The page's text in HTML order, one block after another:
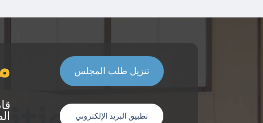
تنزيل طلب المجلس
تطبيق البريد الإلكتروني